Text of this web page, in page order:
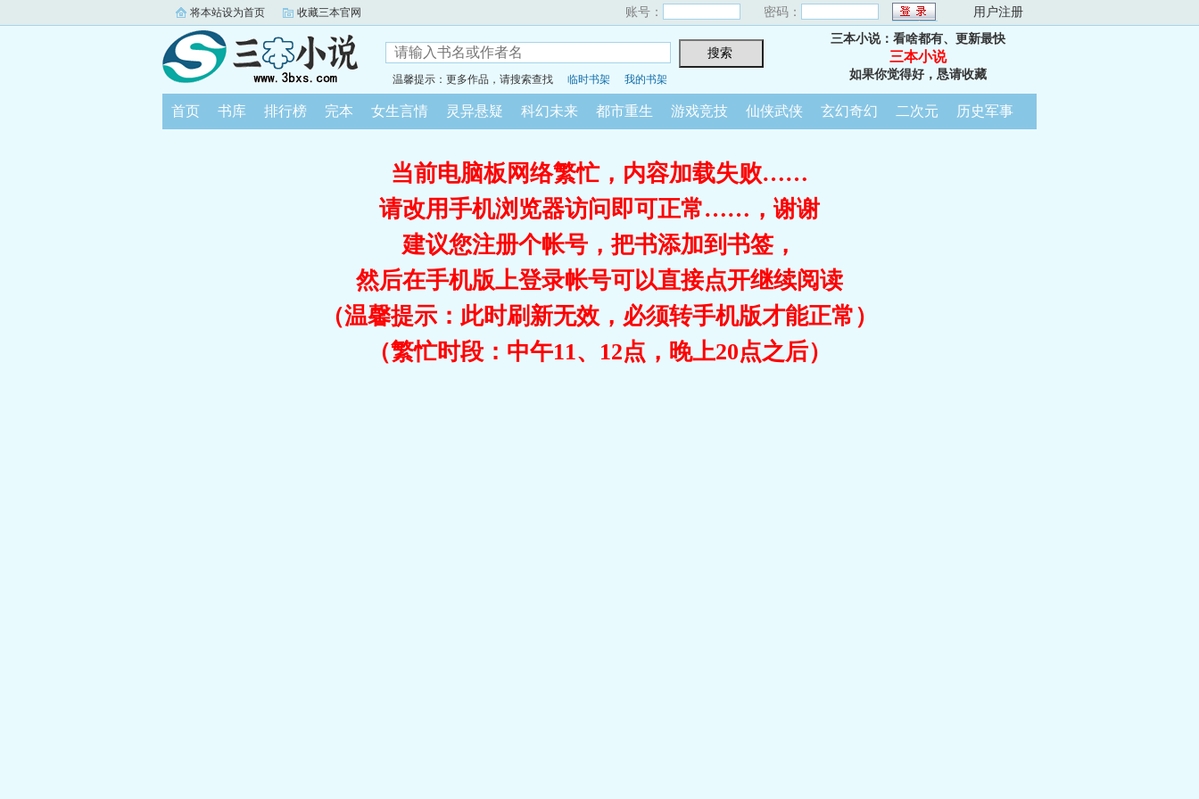
将本站设为首页 收藏三本官网 账号： 密码： 用户注册
温馨提示：更多作品，请搜索查找 临时书架 我的书架
三本小说：看啥都有、更新最快
三本小说
如果你觉得好，恳请收藏
首页 书库 排行榜 完本 女生言情 灵异悬疑 科幻未来 都市重生 游戏竞技 仙侠武侠 玄幻奇幻 二次元 历史军事
当前电脑板网络繁忙，内容加载失败……
请改用手机浏览器访问即可正常……，谢谢
建议您注册个帐号，把书添加到书签，
然后在手机版上登录帐号可以直接点开继续阅读
（温馨提示：此时刷新无效，必须转手机版才能正常）
（繁忙时段：中午11、12点，晚上20点之后）